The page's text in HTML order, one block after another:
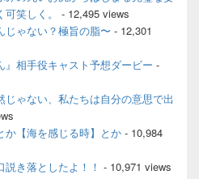
笑しく。
- 12,495 views
じゃない？極旨の脂〜 - 12,301
相手役キャスト予想ダービー -
じゃない、私たちは自分の意思で出
か【海を感じる時】とか - 10,984
き落としたよ！！ - 10,971 views